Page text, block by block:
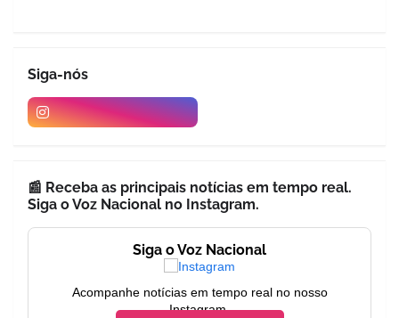
Siga-nós
📰 Receba as principais notícias em tempo real.
Siga o Voz Nacional no Instagram.
Siga o Voz Nacional
Acompanhe notícias em tempo real no nosso
Instagram.